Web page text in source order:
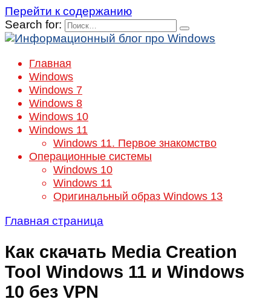
Перейти к содержанию
Search for:
Главная
Windows
Windows 7
Windows 8
Windows 10
Windows 11
Windows 11. Первое знакомство
Операционные системы
Windows 10
Windows 11
Оригинальный образ Windows 13
Главная страница
Как скачать Media Creation
Tool Windows 11 и Windows
10 без VPN